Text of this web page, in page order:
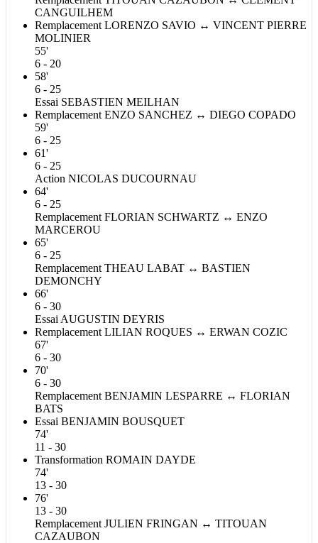
CANGUILHEM
Remplacement LORENZO SAVIO ↔ VINCENT PIERRE
MOLINIER
55'
6 - 20
58'
6 - 25
Essai SEBASTIEN MEILHAN
Remplacement ENZO SANCHEZ ↔ DIEGO COPADO
59'
6 - 25
61'
6 - 25
Action NICOLAS DUCOURNAU
64'
6 - 25
Remplacement FLORIAN SCHWARTZ ↔ ENZO
MARCEROU
65'
6 - 25
Remplacement THEAU LABAT ↔ BASTIEN
DEMONCHY
66'
6 - 30
Essai AUGUSTIN DEYRIS
Remplacement LILIAN ROQUES ↔ ERWAN COZIC
67'
6 - 30
70'
6 - 30
Remplacement BENJAMIN LESPARRE ↔ FLORIAN
BATS
Essai BENJAMIN BOUSQUET
74'
11 - 30
Transformation ROMAIN DAYDE
74'
13 - 30
76'
13 - 30
Remplacement JULIEN FRINGAN ↔ TITOUAN
CAZAUBON